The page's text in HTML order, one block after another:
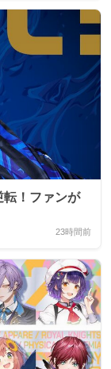
転！ファンが
23時間前